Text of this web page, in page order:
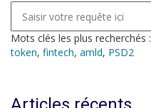
Mots clés les plus recherchés :
token, fintech, amld, PSD2